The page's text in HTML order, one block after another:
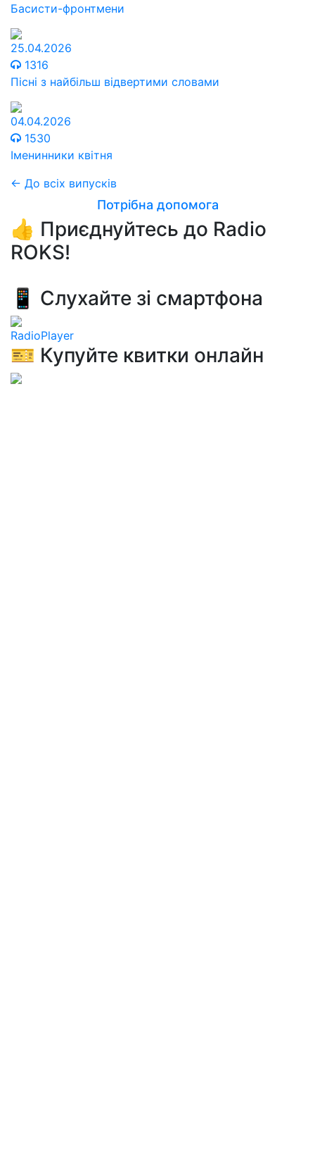
Басисти-фронтмени
25.04.2026
1316
Пісні з найбільш відвертими словами
04.04.2026
1530
Іменинники квітня
← До всіх випусків
Потрібна допомога
👍 Приєднуйтесь до Radio
ROKS!
📱 Слухайте зі смартфона
RadioPlayer
🎫 Купуйте квитки онлайн